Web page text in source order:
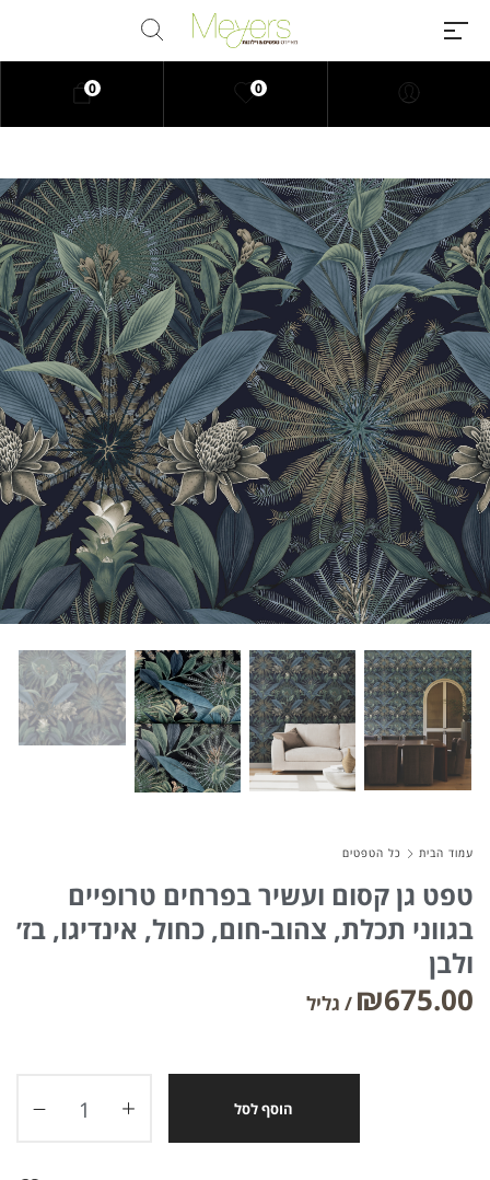
Millions of people around the
world visit Envato to buy and sell
creative assets, use smart design
templates, learn creative skills or
even hire freelancers. With an
industry-leading marketplace
paired with an unlimited
subscription service, Envato
helps creatives like you get
projects done faster.
About Envato
Careers
Privacy Policy
Sitemap
Community
Blog
0
0
עמוד הבית כל הטפטים
טפט גן קסום ועשיר בפרחים טרופיים
בגווני תכלת, צהוב-חום, כחול, אינדיגו, בז׳
ולבן
₪675.00
הוסף לסל